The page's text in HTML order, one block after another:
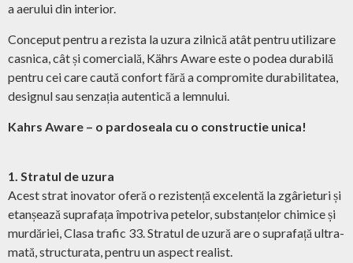
a aerului din interior.
Conceput pentru a rezista la uzura zilnică atât pentru utilizare
casnica, cât și comercială, Kährs Aware este o podea durabilă
pentru cei care caută confort fără a compromite durabilitatea,
designul sau senzația autentică a lemnului.
Kahrs Aware – o pardoseala cu o constructie unica!
1. Stratul de uzura
Acest strat inovator oferă o rezistență excelentă la zgârieturi și
etanșează suprafața împotriva petelor, substanțelor chimice și
murdăriei, Clasa trafic 33. Stratul de uzură are o suprafață ultra-
mată, structurata, pentru un aspect realist.